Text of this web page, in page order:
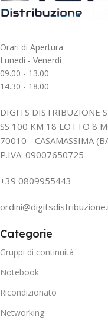
Orari di Apertura
Lunedì - Venerdì
09.00 - 13.00
14.30 - 18.00
DIGITS DISTRIBUZIONE
SS 100 KM 18 LOTTO 8
70010 - CASAMASSIMA
P.IVA: 09007650725
+39 0809955443
Categorie
Gruppi di continuità
Notebook
Ricondizionato
Networking